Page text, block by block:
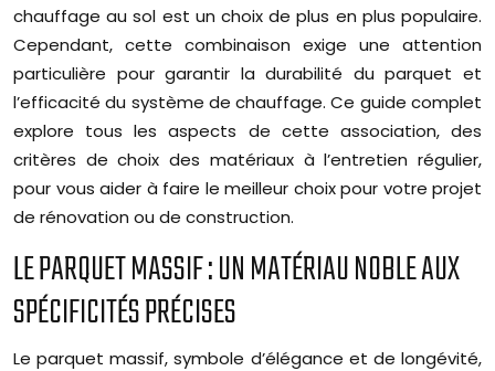
chauffage au sol est un choix de plus en plus populaire.
Cependant, cette combinaison exige une attention
particulière pour garantir la durabilité du parquet et
l’efficacité du système de chauffage. Ce guide complet
explore tous les aspects de cette association, des
critères de choix des matériaux à l’entretien régulier,
pour vous aider à faire le meilleur choix pour votre projet
de rénovation ou de construction.
LE PARQUET MASSIF : UN MATÉRIAU NOBLE AUX
SPÉCIFICITÉS PRÉCISES
Le parquet massif, symbole d’élégance et de longévité,